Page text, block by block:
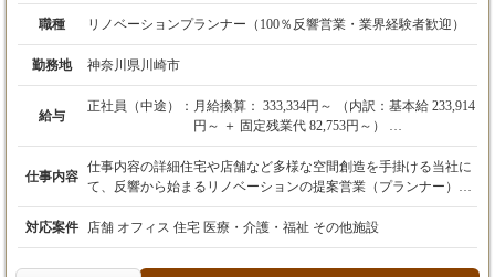
職種 リノベーションプランナー（100％反響営業・業界経験者歓迎）
勤務地 神奈川県川崎市
給与
正社員（中途）： 月給換算： 333,334円～ （内訳：基本給 233,914
円～ ＋ 固定残業代 82,753円～）
固定残業代： 月45時間分として82,753円〜を月
給に含み支給。超過分は別途全額支給します 。
試用期間： 3ヶ月あり（本採用時と条件・待遇
の変更はありません） 。
昇給： 年1回（2月）
★個人の成果を正当に評価する「レベルアップ
仕事内容
仕事内容の詳細住宅や店舗など多様な空間創造を手掛ける当社に
て、反響から始まるリノベーションの提案営業（プランナー）業
務をお任せします 。 雑誌・TV・Webなどのメディア掲載を見た
お客様からのお問い合わせに対応する【100％反響営業】のた
め、飛び込みやテレアポ、無理な新規開拓は一切ありません 【具
体的な業務内容】 お問い合わせいただいたお客様へのヒアリング
対応案件 店舗 オフィス 住宅 医療・介護・福祉 その他施設